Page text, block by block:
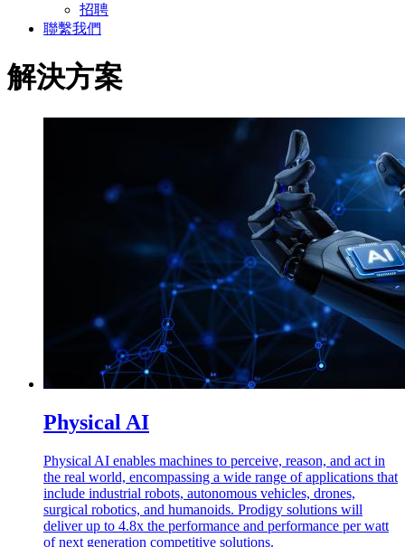
招聘
聯繫我們
解決方案
Physical AI
Physical AI enables machines to perceive, reason, and act in
the real world, encompassing a wide range of applications that
include industrial robots, autonomous vehicles, drones,
surgical robotics, and humanoids. Prodigy solutions will
deliver up to 4.8x the performance and performance per watt
of next generation competitive solutions.